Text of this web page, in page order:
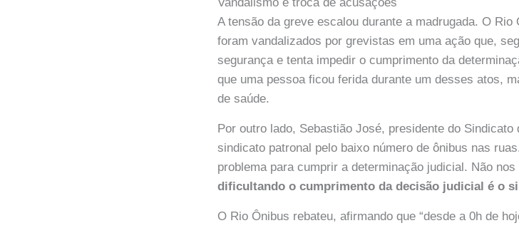
A tensão da greve escalou durante a madrugada. O
foram vandalizados por grevistas em uma ação que,
segurança e tenta impedir o cumprimento da
que uma pessoa ficou ferida durante um desses atos,
de saúde.
Por outro lado, Sebastião José, presidente do
sindicato patronal pelo baixo número de ônibus nas
problema para cumprir a determinação judicial. Não
dificultando o cumprimento da decisão judicial é o
O Rio Ônibus rebateu, afirmando que “desde a 0h de